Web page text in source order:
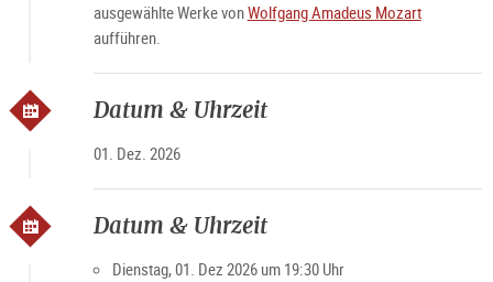
ausgewählte Werke vonWolfgang Amadeus Mozart
aufführen.
Datum & Uhrzeit
01. Dez. 2026
Datum & Uhrzeit
Dienstag, 01. Dez 2026 um 19:30 Uhr